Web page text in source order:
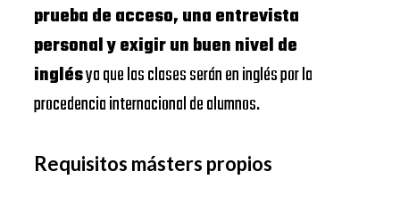
prueba de acceso, una entrevista
personal y exigir un buen nivel de
inglésya que las clases serán en inglés por la
procedencia internacional de alumnos.
Requisitos másters propios